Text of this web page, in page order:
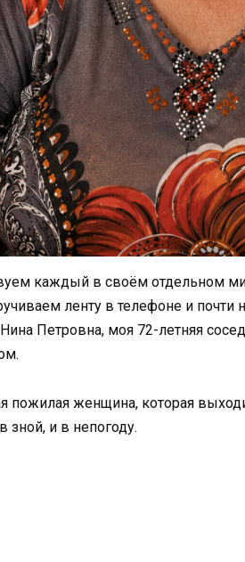
каждый в своём отдельном
ленту в телефоне и почти
Петровна, моя 72-летняя
пожилая женщина, которая
и в непогоду.